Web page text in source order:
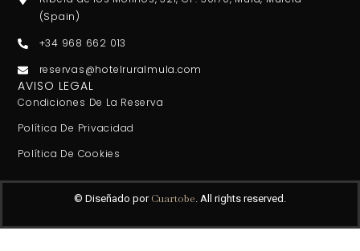
(Spain)
+34 968 662 013
reservas@hotelruralmula.com
AVISO LEGAL
Condiciones De La Reserva
Política De Privacidad
Política De Cookies
© Diseñado por Cuartobe. All rights reserved.